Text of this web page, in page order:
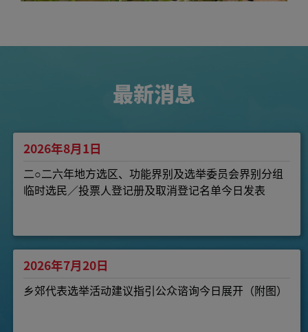
最新消息
2026年8月1日
二○二六年地方选区、功能界别及选举委员会界别分组
临时选民／投票人登记册及取消登记名单今日发表
2026年7月20日
乡郊代表选举活动建议指引公众谘询今日展开（附图）